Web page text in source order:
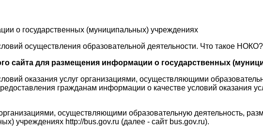
о государственных (муниципальных) учреждениях
осуществления образовательной деятельности. Что такое
сайта для размещения информации о государственных
оказания услуг организациями, осуществляющими
гражданам информации о качестве условий оказания
осуществляющими образовательную деятельность,
учреждениях http://bus.gov.ru (далее - сайт bus.gov.ru).